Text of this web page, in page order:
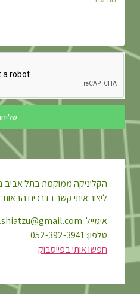
הקליניקה ממוקמת בתל
ליצור איתי קשר בדרכים הבאות:
אימייל: zen.shiatzu@gmail.com
טלפון: 052-392-3941
חפשו אותי בפייסבוק